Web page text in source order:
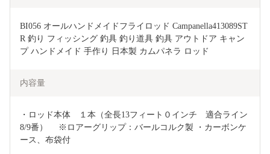
BI056 オールハンドメイドフライロッド Campanella413089ST
R 釣り フィッシング 釣具 釣り道具 釣具 アウトドア キャン
プ ハンドメイド 手作り 日本製 カムパネラ ロッド
内容量
・ロッド本体　１本（全長13フィート０インチ　適合ライン
8/9番） 　※ロアーグリップ：バールコルク製 ・カーボンケ
ース、布袋付